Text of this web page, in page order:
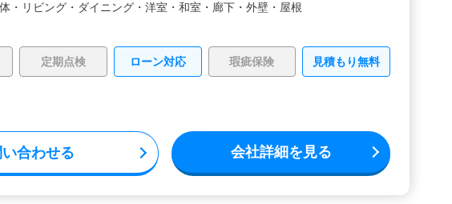
・ リビング・ ダイニング・ 洋室・ 和室・ 廊下・ 外壁・ 屋根
定期点検 ローン対応 瑕疵保険 見積もり無料
合わせる 会社詳細を見る